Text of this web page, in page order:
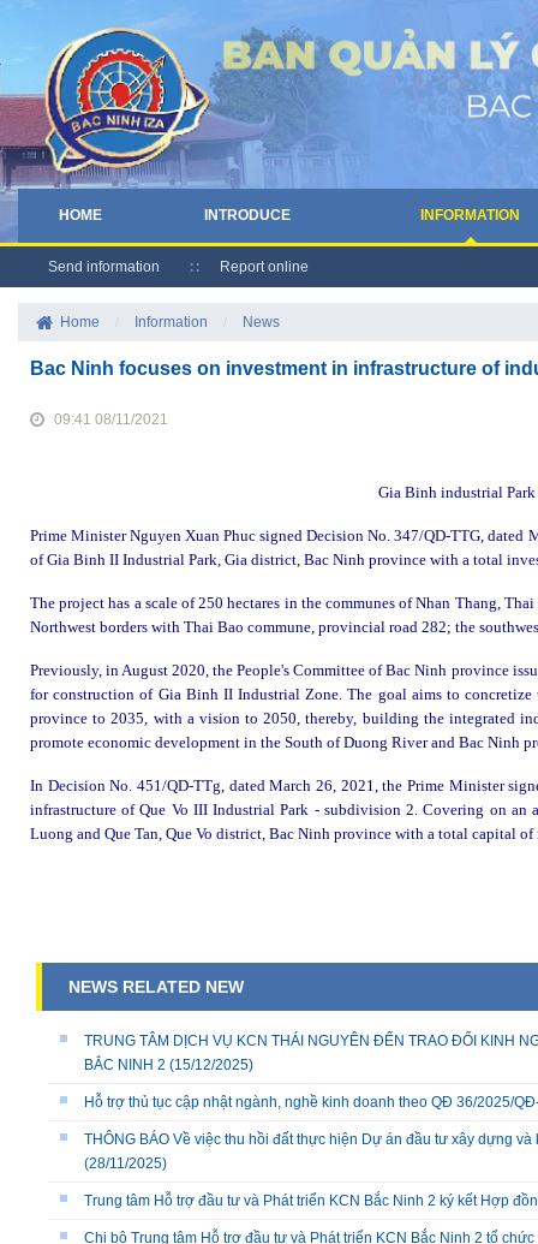
HOME INTRODUCE INFORMATION
Send information Report online
Home Information News
Bac Ninh focuses on investment in infrastructure of
09:41 08/11/2021
Gia Binh industrial Park
Prime Minister Nguyen Xuan Phuc signed Decision No. 347/QD-TTG,
of Gia Binh II Industrial Park, Gia district, Bac Ninh province with a total
The project has a scale of 250 hectares in the communes of Nhan Thang,
Northwest borders with Thai Bao commune, provincial road 282; the
Previously, in August 2020, the People's Committee of Bac Ninh province
for construction of Gia Binh II Industrial Zone. The goal aims to
province to 2035, with a vision to 2050, thereby, building the integrated
promote economic development in the South of Duong River and Bac Ninh
In Decision No. 451/QD-TTg, dated March 26, 2021, the Prime Minister
infrastructure of Que Vo III Industrial Park - subdivision 2. Covering on an
Luong and Que Tan, Que Vo district, Bac Ninh province with a total capital
NEWS RELATED NEW
TRUNG TÂM DỊCH VỤ KCN THÁI NGUYÊN ĐẾN TRAO ĐỔI KINH
BẮC NINH 2 (15/12/2025)
Hỗ trợ thủ tục cập nhật ngành, nghề kinh doanh theo QĐ 36/2025/
THÔNG BÁO Về việc thu hồi đất thực hiện Dự án đầu tư xây dựng
(28/11/2025)
Trung tâm Hỗ trợ đầu tư và Phát triển KCN Bắc Ninh 2 ký kết Hợp
Chi bộ Trung tâm Hỗ trợ đầu tư và Phát triển KCN Bắc Ninh 2 tổ